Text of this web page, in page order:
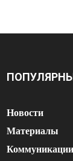
Новости
Материалы
Коммуникации